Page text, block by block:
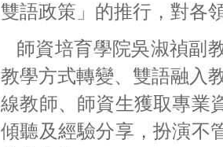
雙語政策」的推行，對各
師資培育學院吳淑禎副
教學方式轉變、雙語融入
線教師、師資生獲取專業
傾聽及經驗分享，扮演不